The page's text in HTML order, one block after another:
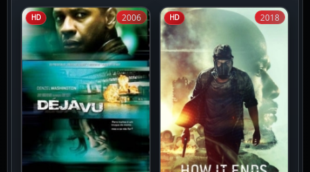
HD 2006 HD 2018